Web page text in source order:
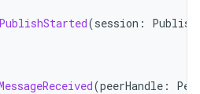
(session :
(peerHandle :